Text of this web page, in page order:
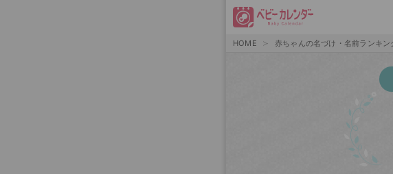
HOME 赤ちゃんの名づけ・名前ランキン